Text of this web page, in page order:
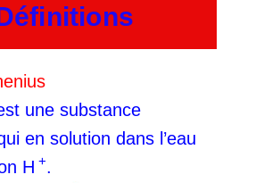
une substance
en solution dans l’eau
H +.